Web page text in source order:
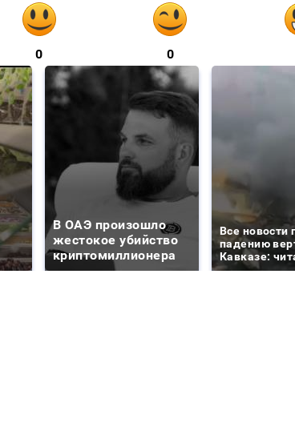
0 0
В ОАЭ произошло
жестокое убийство
криптомиллионера
Все новости
падению
Кавказе: